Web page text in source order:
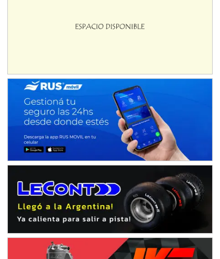
IAME SERIES ARGENTINA 6
Ciudad de Trenque Lauquen (Asfalto)
Trenque Lauquen (Buenos Aires)
ENTRERRIANO - F6 (POSTERGADA)
Parque de la Velocidad (Asfalto)
Villaguay (Entre Ríos)
VICTORIENSE - F7
El Cerro (Tierra)
Moto Club Reginense (Tierra)
Gral. E. Godoy (Río Negro)
CSK - F7
Juventud Unida (Tierra)
Humboldt (Santa Fe)
NORESTE SANTAFESINO - F6